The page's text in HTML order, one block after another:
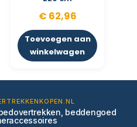
€ 62,96
Toevoegen aan
winkelwagen
beddengoed